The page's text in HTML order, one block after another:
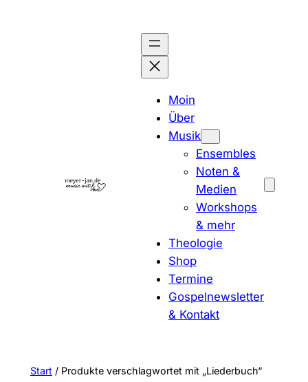
Moin
Über
Musik
Ensembles
Noten &
Medien
Workshops
& mehr
Theologie
Shop
Termine
Gospelnewsletter
& Kontakt
Start/ Produkte verschlagwortet mit „Liederbuch“